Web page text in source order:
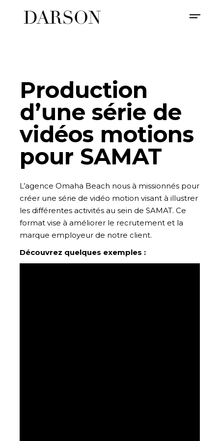
Production
d’une série de
vidéos motions
pour SAMAT
L’agence Omaha Beach nous à missionnés pour
créer une série de vidéo motion visant à illustrer
les différentes activités au sein de SAMAT. Ce
format vise à améliorer le recrutement et la
marque employeur de notre client.
Découvrez quelques exemples :